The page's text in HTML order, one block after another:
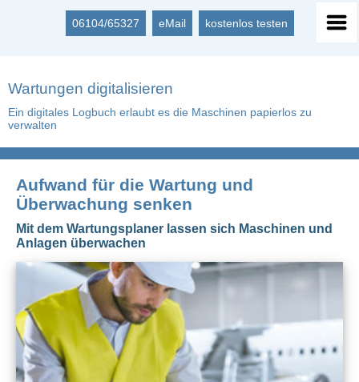
06104/65327 eMail kostenlos testen
Wartungen digitalisieren
Ein digitales Logbuch erlaubt es die Maschinen papierlos zu
verwalten
Aufwand für die Wartung und
Überwachung senken
Mit dem Wartungsplaner lassen sich Maschinen und
Anlagen überwachen